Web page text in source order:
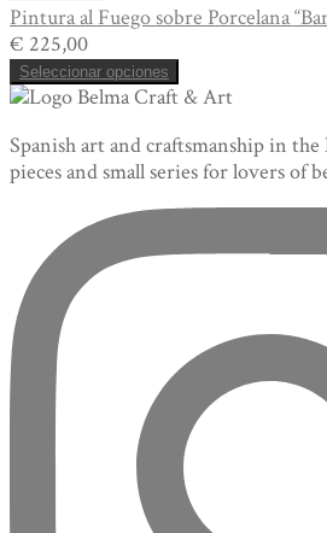
hasta
Pintura al Fuego sobre Porcelana
€ 225,00
Seleccionar opciones
Spanish art and craftsmanship in
pieces and small series for lovers of